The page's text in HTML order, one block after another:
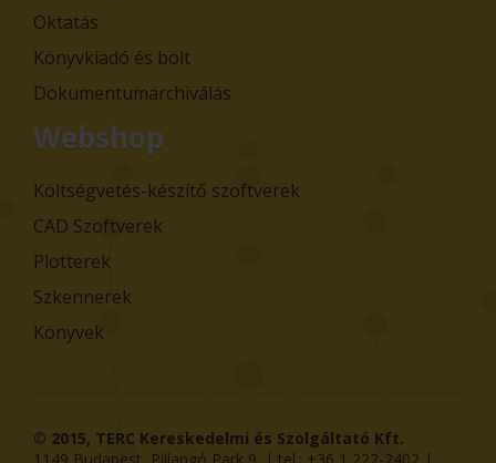
Oktatás
Könyvkiadó és bolt
Dokumentumarchiválás
Webshop
Költségvetés-készítő szoftverek
CAD Szoftverek
Plotterek
Szkennerek
Könyvek
© 2015, TERC Kereskedelmi és Szolgáltató Kft.